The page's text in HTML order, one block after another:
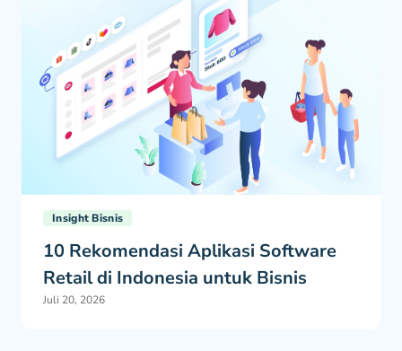
Insight Bisnis
10 Rekomendasi Aplikasi Software
Retail di Indonesia untuk Bisnis
Juli 20, 2026